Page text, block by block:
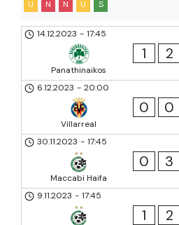
U N N U S
14.12.2023 - 17:45
Panathinaikos
1 2
6.12.2023 - 20:00
Villarreal
0 0
30.11.2023 - 17:45
Maccabi Haifa
0 3
9.11.2023 - 17:45
1 2